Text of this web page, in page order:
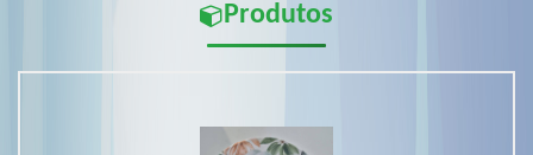
Produtos